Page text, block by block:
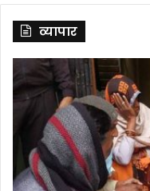
व्यापार